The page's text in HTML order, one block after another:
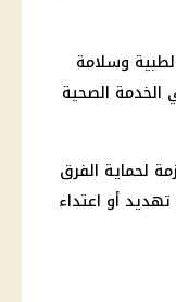
وسلامة
الخدمة الصحية
لحماية الفرق
أو اعتداء